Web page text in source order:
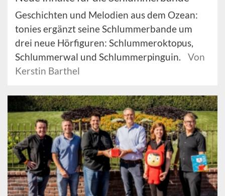
Geschichten und Melodien aus dem Ozean:
tonies ergänzt seine Schlummerbande um
drei neue Hörfiguren: Schlummeroktopus,
Schlummerwal und Schlummerpinguin.
Von
Kerstin Barthel